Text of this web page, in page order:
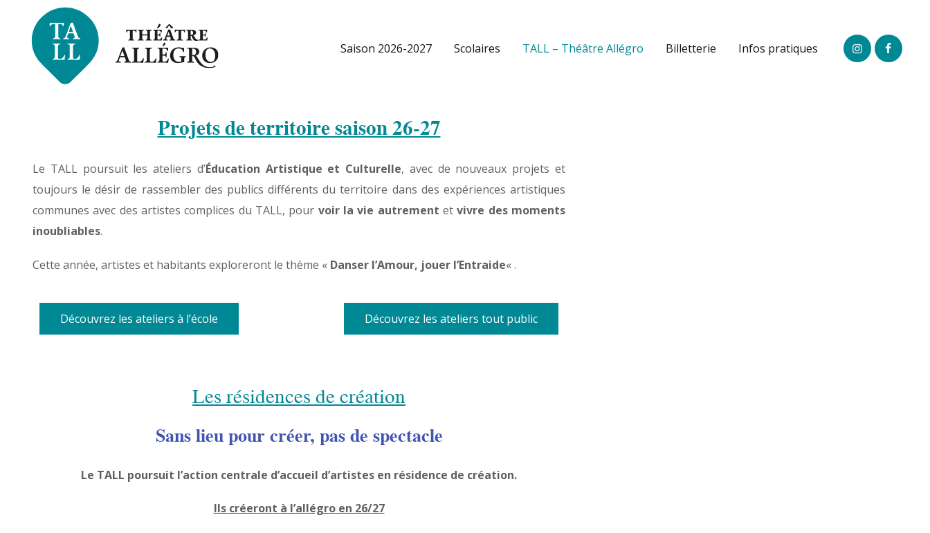
Saison 2026-2027 Scolaires TALL – Théâtre Allégro Billetterie Infos pratiques
Projets de territoire saison 26-27
Le TALL poursuit les ateliers d’Éducation Artistique et Culturelle, avec de nouveaux projets et
toujours le désir de rassembler des publics différents du territoire dans des expériences artistiques
communes avec des artistes complices du TALL, pour voir la vie autrementetvivre des moments
inoubliables.
Cette année, artistes et habitants exploreront le thème « Danser l’Amour, jouer l’Entraide« .
Découvrez les ateliers à l’école Découvrez les ateliers tout public
Les résidences de création
Sans lieu pour créer, pas de spectacle
Le TALL poursuit l’action centrale d’accueil d’artistes en résidence de création.
Ils créeront à l’allégro en 26/27